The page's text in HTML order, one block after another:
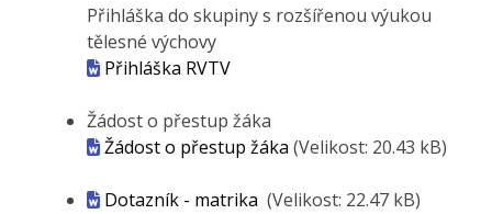
Přihláška do skupiny s rozšířenou výukou
tělesné výchovy
Přihláška RVTV
Žádost o přestup žáka
Žádost o přestup žáka (Velikost: 20.43 kB)
Dotazník - matrika (Velikost: 22.47 kB)